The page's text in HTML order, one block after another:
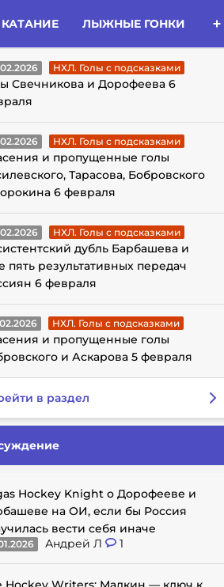
ЛЫЖНЫЕ ГОНКИ
С ПОДСКАЗКАМИ
НХЛ. Голы с подсказками
Свечникова и Дорофеева 6
НХЛ. Голы с подсказками
и пропущенные голы
Тарасова, Бобровского
6 февраля
НХЛ. Голы с подсказками
дубль Барбашева и
пять результативных передач
6 февраля
НХЛ. Голы с подсказками
и пропущенные голы
и Аскарова 5 февраля
в раздел
Hockey Knight о Дорофееве и
на ОИ, если бы Россия
вести себя иначе
Андрей Л 1